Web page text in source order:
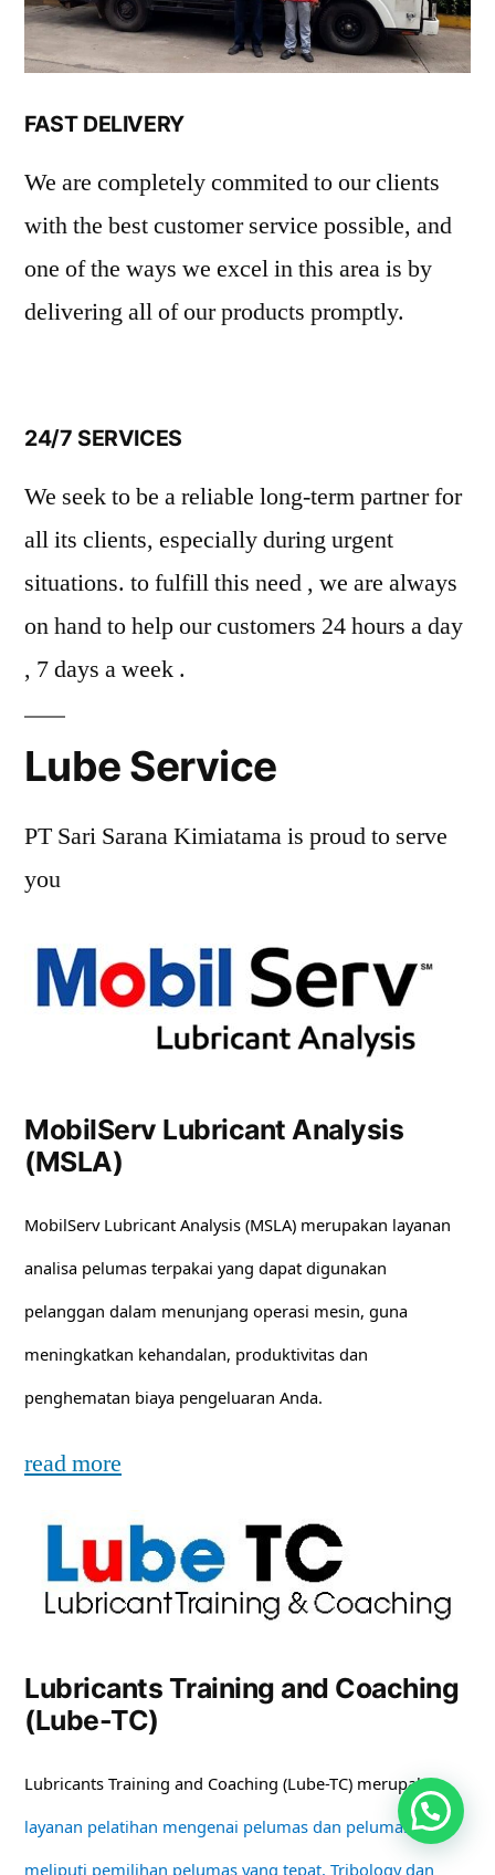
FAST DELIVERY
We are completely commited to our clients
with the best customer service possible, and
one of the ways we excel in this area is by
delivering all of our products promptly.
24/7 SERVICES
We seek to be a reliable long-term partner for
all its clients, especially during urgent
situations. to fulfill this need , we are always
on hand to help our customers 24 hours a day
, 7 days a week .
Lube Service
PT Sari Sarana Kimiatama is proud to serve
you
MobilServ Lubricant Analysis
(MSLA)
MobilServ Lubricant Analysis (MSLA) merupakan layanan
analisa pelumas terpakai yang dapat digunakan
pelanggan dalam menunjang operasi mesin, guna
meningkatkan kehandalan, produktivitas dan
penghematan biaya pengeluaran Anda.
read more
Lubricants Training and Coaching
(Lube-TC)
Lubricants Training and Coaching (Lube-TC) merupakan
layanan pelatihan mengenai pelumas dan pelumasan
meliputi pemilihan pelumas yang tepat, Tribology dan